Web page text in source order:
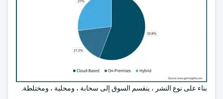
بناء على نوع النشر ، ينقسم السوق إلى سحابة ، ومحلية ، ومختلطة.